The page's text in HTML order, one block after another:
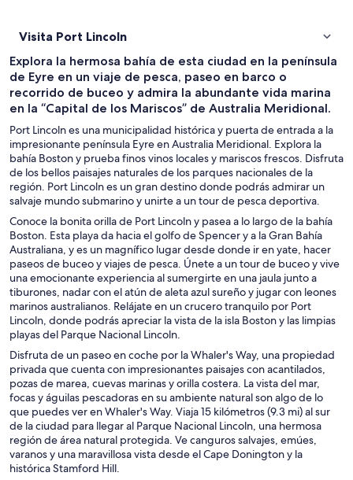
Visita Port Lincoln
Explora la hermosa bahía de esta ciudad en la península
de Eyre en un viaje de pesca, paseo en barco o
recorrido de buceo y admira la abundante vida marina
en la “Capital de los Mariscos” de Australia Meridional.
Port Lincoln es una municipalidad histórica y puerta de entrada a la
impresionante península Eyre en Australia Meridional. Explora la
bahía Boston y prueba finos vinos locales y mariscos frescos. Disfruta
de los bellos paisajes naturales de los parques nacionales de la
región. Port Lincoln es un gran destino donde podrás admirar un
salvaje mundo submarino y unirte a un tour de pesca deportiva.
Conoce la bonita orilla de Port Lincoln y pasea a lo largo de la bahía
Boston. Esta playa da hacia el golfo de Spencer y a la Gran Bahía
Australiana, y es un magnífico lugar desde donde ir en yate, hacer
paseos de buceo y viajes de pesca. Únete a un tour de buceo y vive
una emocionante experiencia al sumergirte en una jaula junto a
tiburones, nadar con el atún de aleta azul sureño y jugar con leones
marinos australianos. Relájate en un crucero tranquilo por Port
Lincoln, donde podrás apreciar la vista de la isla Boston y las limpias
playas del Parque Nacional Lincoln.
Disfruta de un paseo en coche por la Whaler's Way, una propiedad
privada que cuenta con impresionantes paisajes con acantilados,
pozas de marea, cuevas marinas y orilla costera. La vista del mar,
focas y águilas pescadoras en su ambiente natural son algo de lo
que puedes ver en Whaler's Way. Viaja 15 kilómetros (9.3 mi) al sur
de la ciudad para llegar al Parque Nacional Lincoln, una hermosa
región de área natural protegida. Ve canguros salvajes, emúes,
varanos y una maravillosa vista desde el Cape Donington y la
histórica Stamford Hill.